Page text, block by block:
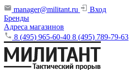
manager@militant.ru
Вход
Бренды
Адреса магазинов
8 (495) 965-60-40 8 (495) 789-79-63